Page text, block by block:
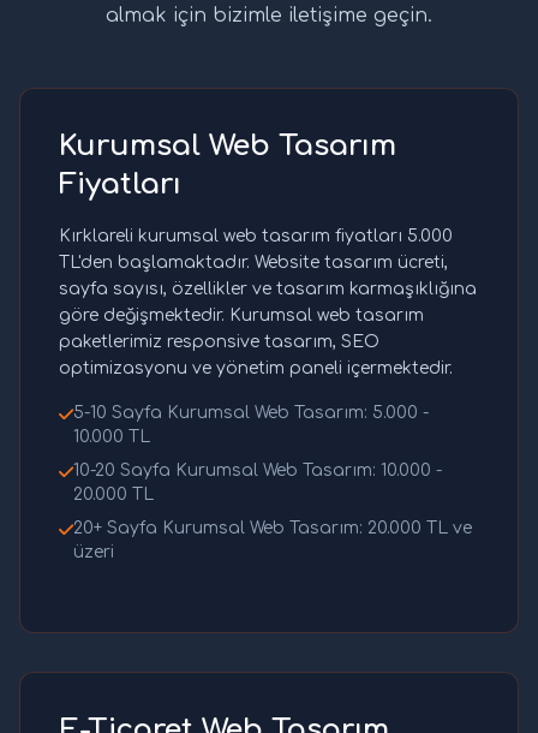
almak için bizimle iletişime geçin.
Kurumsal Web Tasarım
Fiyatları
Kırklareli kurumsal web tasarım fiyatları 5.000
TL'den başlamaktadır. Website tasarım ücreti,
sayfa sayısı, özellikler ve tasarım karmaşıklığına
göre değişmektedir. Kurumsal web tasarım
paketlerimiz responsive tasarım, SEO
optimizasyonu ve yönetim paneli içermektedir.
5-10 Sayfa Kurumsal Web Tasarım: 5.000 -
10.000 TL
10-20 Sayfa Kurumsal Web Tasarım: 10.000 -
20.000 TL
20+ Sayfa Kurumsal Web Tasarım: 20.000 TL ve
üzeri